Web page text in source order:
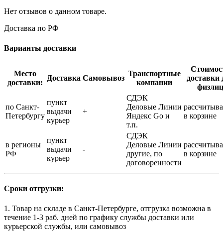
Нет отзывов о данном товаре.
Доставка по РФ
Варианты доставки
Место
доставки:
Доставка Самовывоз
Транспортные
компании
доставки
физлиц
по Санкт-
Петербургу
пункт
выдачи
курьер
+
СДЭК
Деловые Линии
Яндекс Go и
т.п.
в корзине
в регионы
РФ
пункт
выдачи
курьер
-
СДЭК
Деловые Линии
другие, по
договоренности
в корзине
Сроки отгрузки:
1. Товар на складе в Санкт-Петербурге, отгрузка возможна в
течение 1-3 раб. дней по графику службы доставки или
курьерской службы, или самовывоз